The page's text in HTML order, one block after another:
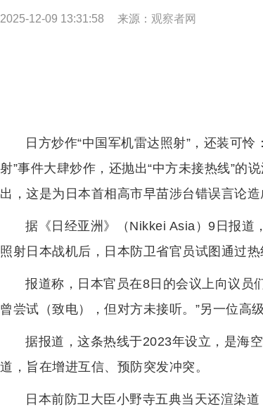
2025-12-09 13:31:58 来源： 观察者网
日方炒作“中国军机雷达照射”，还装可
射”事件大肆炒作，还抛出“中方未接热线”的
出，这是为日本首相高市早苗涉台错误言论造
据《日经亚洲》（Nikkei Asia）9日报道
照射日本战机后，日本防卫省官员试图通过
报道称，日本官员在8日的会议上向议员
曾尝试（致电），但对方未接听。”另一位高
据报道，这条热线于2023年设立，是海
道，旨在增进互信、预防突发冲突。
日本前防卫大臣小野寺五典当天还渲染